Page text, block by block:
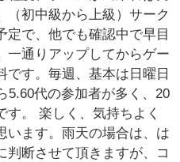
（初中級から上級）サーク
定で、他でも確認中で早目
一通りアップしてからゲー
です。毎週、基本は日曜日
5.60代の参加者が多く、20
。 楽しく、気持ちよく
います。雨天の場合は、は
判断させて頂きますが、コ